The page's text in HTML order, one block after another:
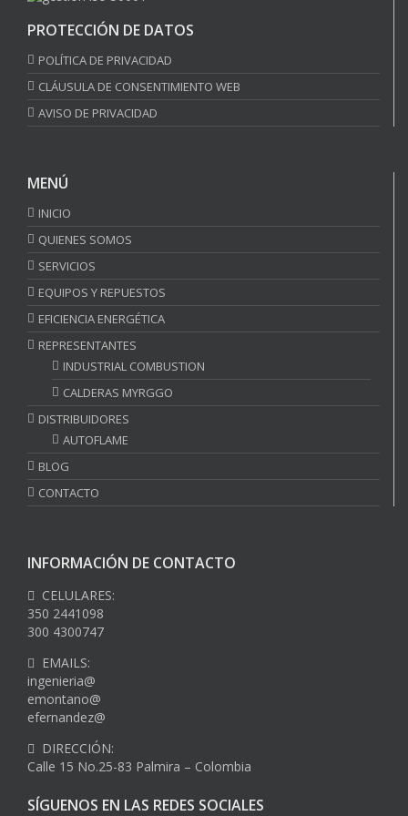
PROTECCIÓN DE DATOS
POLÍTICA DE PRIVACIDAD
CLÁUSULA DE CONSENTIMIENTO WEB
AVISO DE PRIVACIDAD
MENÚ
INICIO
QUIENES SOMOS
SERVICIOS
EQUIPOS Y REPUESTOS
EFICIENCIA ENERGÉTICA
REPRESENTANTES
INDUSTRIAL COMBUSTION
CALDERAS MYRGGO
DISTRIBUIDORES
AUTOFLAME
BLOG
CONTACTO
INFORMACIÓN DE CONTACTO
CELULARES:
350 2441098
300 4300747
EMAILS:
ingenieria@
emontano@
efernandez@
DIRECCIÓN:
Calle 15 No.25-83 Palmira – Colombia
SÍGUENOS EN LAS REDES SOCIALES